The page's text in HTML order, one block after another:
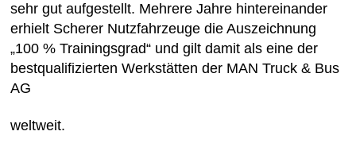
sehr gut aufgestellt. Mehrere Jahre hintereinander
erhielt Scherer Nutzfahrzeuge die Auszeichnung
„100 % Trainingsgrad“ und gilt damit als eine der
bestqualifizierten Werkstätten der MAN Truck & Bus
AG
weltweit.